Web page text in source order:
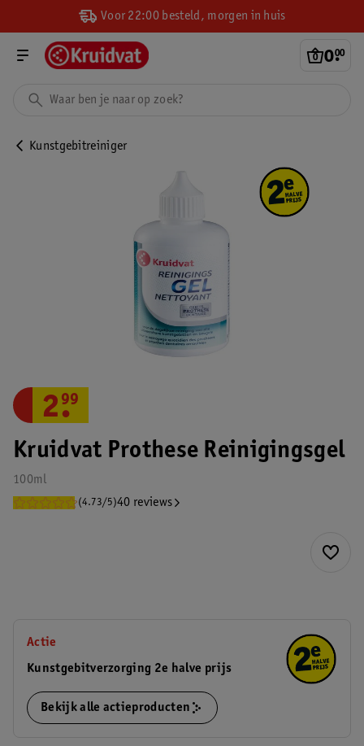
Voor 22:00 besteld, morgen in huis
0.
00
Kunstgebitreiniger
Kruidvat Prothese Reinigingsgel
100ml
(4.73/5)40 reviews
2.
99
Actie
Kunstgebitverzorging 2e halve prijs
Bekijk alle actieproducten